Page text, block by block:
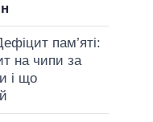
пам’яті:
на чипи за
і що